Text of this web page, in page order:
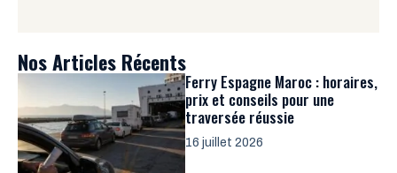
Nos Articles Récents
Ferry Espagne Maroc : horaires,
prix et conseils pour une
traversée réussie
16 juillet 2026